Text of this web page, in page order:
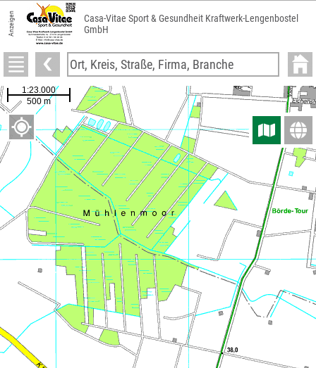
Anzeigen
Casa-Vitae Sport & Gesundheit Kraftwerk-Lengenbostel
GmbH